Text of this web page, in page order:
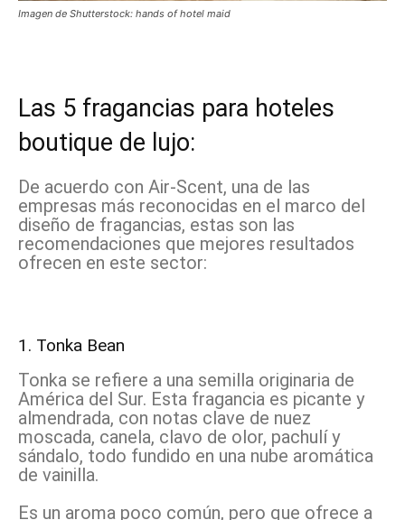
Imagen de Shutterstock: hands of hotel maid
Las 5 fragancias para hoteles
boutique de lujo:
De acuerdo con Air-Scent, una de las
empresas más reconocidas en el marco del
diseño de fragancias, estas son las
recomendaciones que mejores resultados
ofrecen en este sector:
1. Tonka Bean
Tonka se refiere a una semilla originaria de
América del Sur. Esta fragancia es picante y
almendrada, con notas clave de nuez
moscada, canela, clavo de olor, pachulí y
sándalo, todo fundido en una nube aromática
de vainilla.
Es un aroma poco común, pero que ofrece a